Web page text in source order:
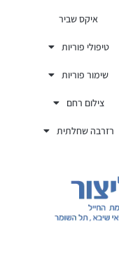
איקס שביר
טיפולי פוריות
שימור פוריות
צילום רחם
רזרבה שחלתית